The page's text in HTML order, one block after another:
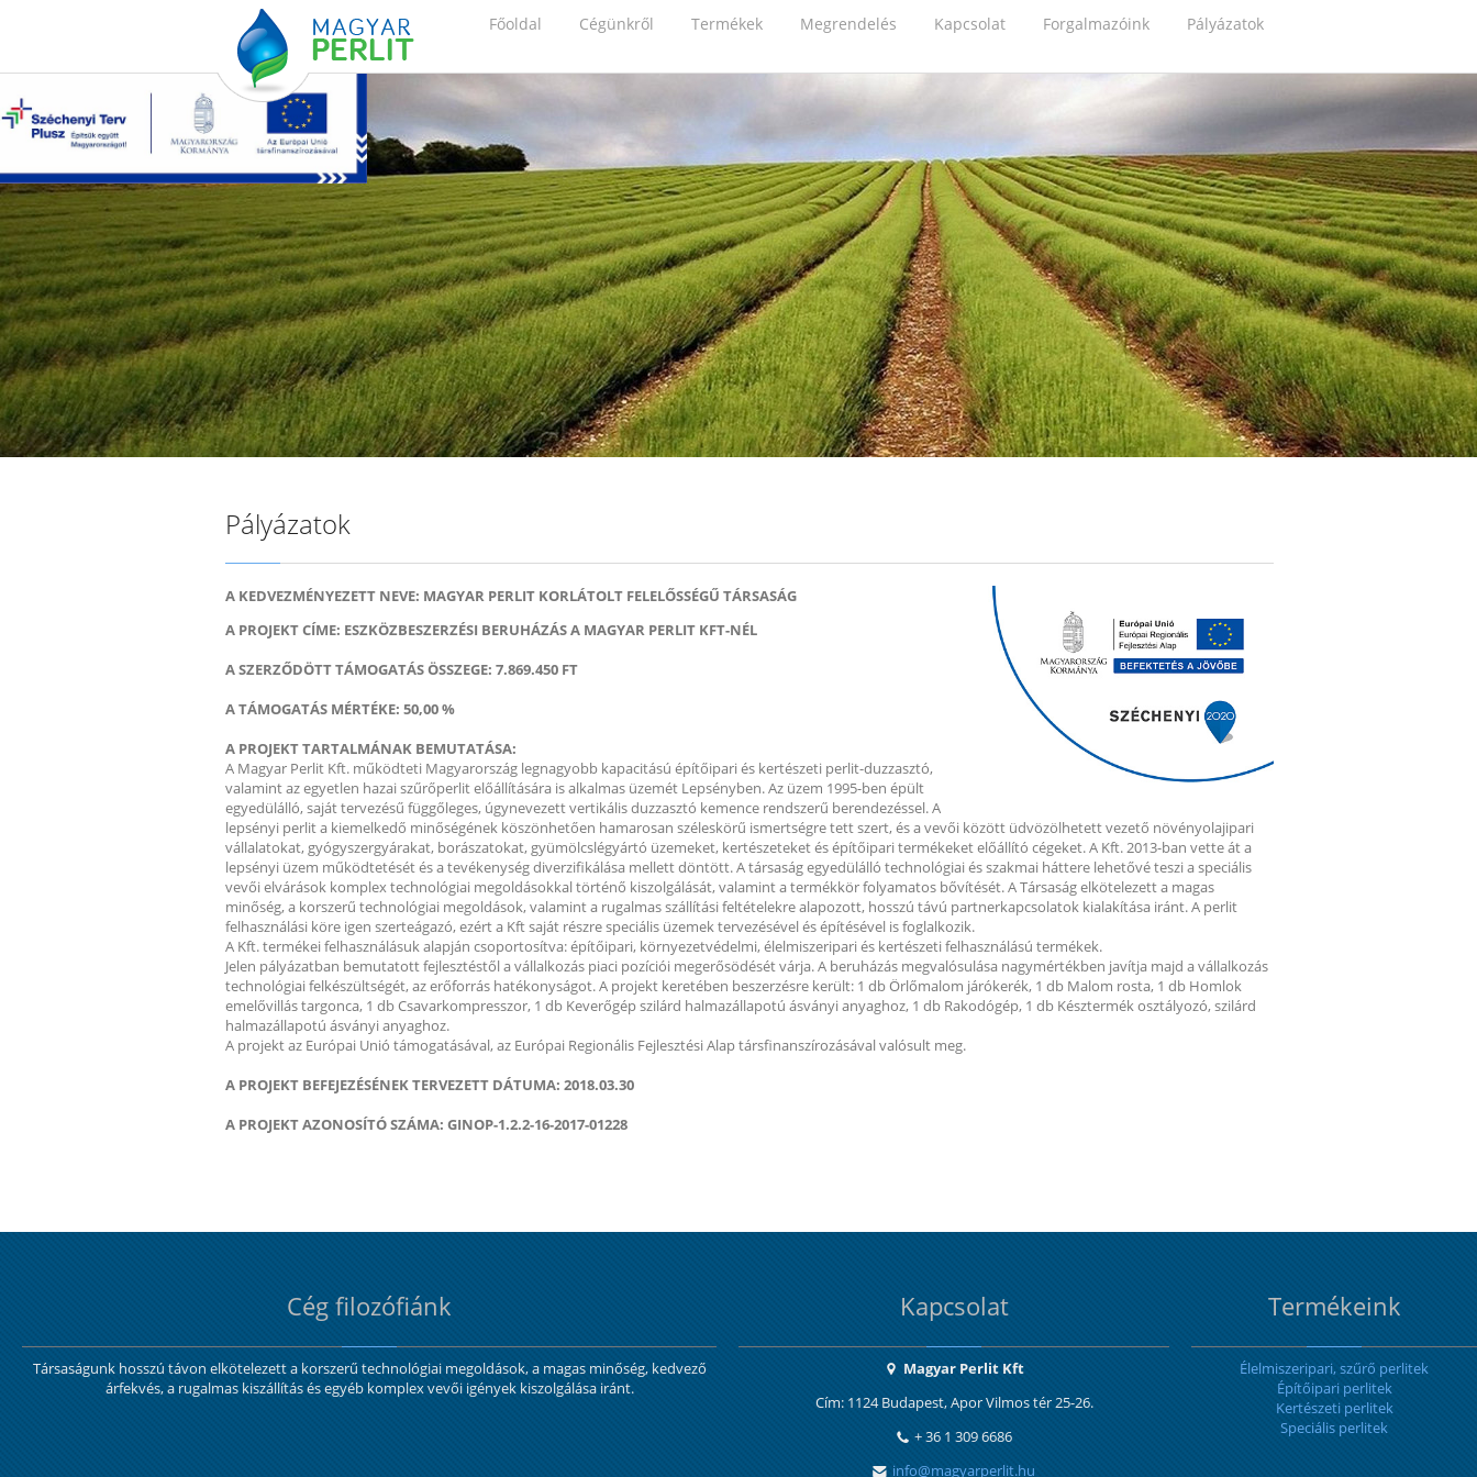
Főoldal Cégünkről Termékek Megrendelés Kapcsolat Forgalmazóink Pályázatok
Pályázatok
A KEDVEZMÉNYEZETT NEVE: MAGYAR PERLIT KORLÁTOLT FELELŐSSÉGŰ TÁRSASÁG
A PROJEKT CÍME: ESZKÖZBESZERZÉSI BERUHÁZÁS A MAGYAR PERLIT KFT-NÉL
A SZERZŐDÖTT TÁMOGATÁS ÖSSZEGE: 7.869.450 FT
A TÁMOGATÁS MÉRTÉKE: 50,00 %
A PROJEKT TARTALMÁNAK BEMUTATÁSA:
A Magyar Perlit Kft. működteti Magyarország legnagyobb kapacitású építőipari és kertészeti perlit-duzzasztó,
valamint az egyetlen hazai szűrőperlit előállítására is alkalmas üzemét Lepsényben. Az üzem 1995-ben épült
egyedülálló, saját tervezésű függőleges, úgynevezett vertikális duzzasztó kemence rendszerű berendezéssel. A
lepsényi perlit a kiemelkedő minőségének köszönhetően hamarosan széleskörű ismertségre tett szert, és a vevői között üdvözölhetett vezető növényolajipari
vállalatokat, gyógyszergyárakat, borászatokat, gyümölcslégyártó üzemeket, kertészeteket és építőipari termékeket előállító cégeket. A Kft. 2013-ban vette át a
lepsényi üzem működtetését és a tevékenység diverzifikálása mellett döntött. A társaság egyedülálló technológiai és szakmai háttere lehetővé teszi a speciális
vevői elvárások komplex technológiai megoldásokkal történő kiszolgálását, valamint a termékkör folyamatos bővítését. A Társaság elkötelezett a magas
minőség, a korszerű technológiai megoldások, valamint a rugalmas szállítási feltételekre alapozott, hosszú távú partnerkapcsolatok kialakítása iránt. A perlit
felhasználási köre igen szerteágazó, ezért a Kft saját részre speciális üzemek tervezésével és építésével is foglalkozik.
A Kft. termékei felhasználásuk alapján csoportosítva: építőipari, környezetvédelmi, élelmiszeripari és kertészeti felhasználású termékek.
Jelen pályázatban bemutatott fejlesztéstől a vállalkozás piaci pozíciói megerősödését várja. A beruházás megvalósulása nagymértékben javítja majd a vállalkozás
technológiai felkészültségét, az erőforrás hatékonyságot. A projekt keretében beszerzésre került: 1 db Örlőmalom járókerék, 1 db Malom rosta, 1 db Homlok
emelővillás targonca, 1 db Csavarkompresszor, 1 db Keverőgép szilárd halmazállapotú ásványi anyaghoz, 1 db Rakodógép, 1 db Késztermék osztályozó, szilárd
halmazállapotú ásványi anyaghoz.
A projekt az Európai Unió támogatásával, az Európai Regionális Fejlesztési Alap társfinanszírozásával valósult meg.
A PROJEKT BEFEJEZÉSÉNEK TERVEZETT DÁTUMA: 2018.03.30
A PROJEKT AZONOSÍTÓ SZÁMA: GINOP-1.2.2-16-2017-01228
Cég filozófiánk
Társaságunk hosszú távon elkötelezett a korszerű technológiai megoldások, a magas minőség, kedvező
árfekvés, a rugalmas kiszállítás és egyéb komplex vevői igények kiszolgálása iránt.
Kapcsolat
Magyar Perlit Kft
Cím: 1124 Budapest, Apor Vilmos tér 25-26.
+ 36 1 309 6686
info@magyarperlit.hu
Termékeink
Élelmiszeripari, szűrő perlitek
Építőipari perlitek
Kertészeti perlitek
Speciális perlitek